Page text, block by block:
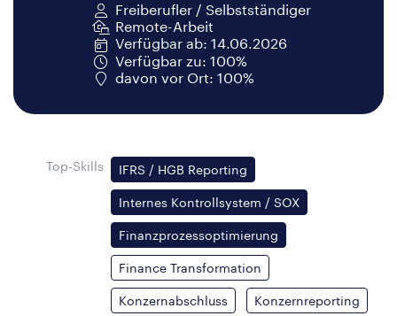
Freiberufler / Selbstständiger
Remote-Arbeit
Verfügbar ab: 14.06.2026
Verfügbar zu: 100%
davon vor Ort: 100%
Top-Skills IFRS / HGB Reporting
Internes Kontrollsystem / SOX
Finanzprozessoptimierung
Finance Transformation
Konzernabschluss Konzernreporting